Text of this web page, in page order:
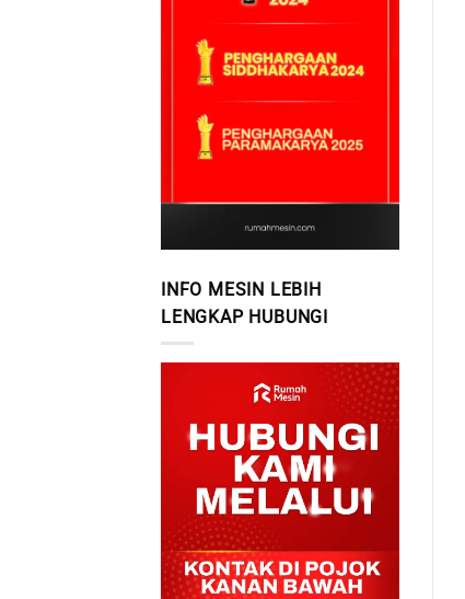
INFO MESIN LEBIH
LENGKAP HUBUNGI